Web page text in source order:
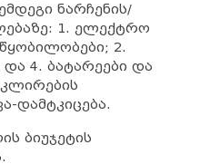
ნარჩენის/
1. ელექტრო
2.
და 4. ბატარეები და
დამტკიცება.
ბიუჯეტის